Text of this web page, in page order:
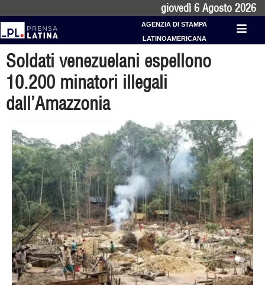
giovedì 6 Agosto 2026
AGENZIA DI STAMPA
LATINOAMERICANA
Soldati venezuelani espellono
10.200 minatori illegali
dall’Amazzonia